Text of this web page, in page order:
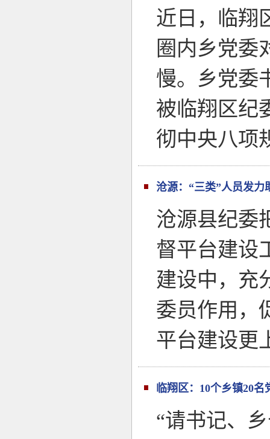
近日，临翔
圈内乡党委
慢。乡党委
被临翔区纪
彻中央八项
沧源：“三类”人员发力
沧源县纪委
督平台建设
建设中，充
委员作用，
平台建设更
临翔区：10个乡镇20
“请书记、